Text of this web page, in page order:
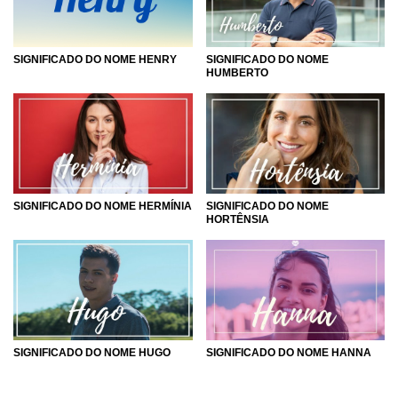
SIGNIFICADO DO NOME HENRY
SIGNIFICADO DO NOME
HUMBERTO
SIGNIFICADO DO NOME HERMÍNIA
SIGNIFICADO DO NOME
HORTÊNSIA
SIGNIFICADO DO NOME HUGO SIGNIFICADO DO NOME HANNA